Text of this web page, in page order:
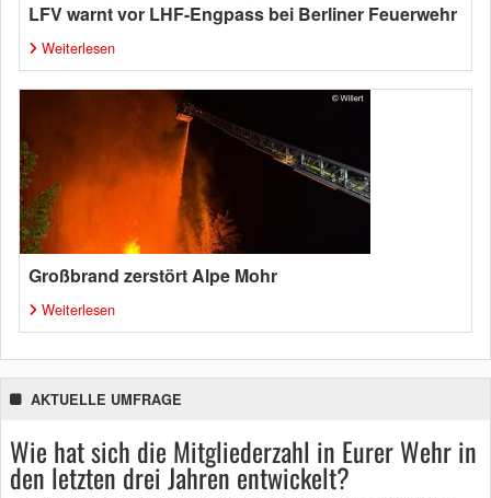
LFV warnt vor LHF-Engpass bei Berliner Feuerwehr
Weiterlesen
Großbrand zerstört Alpe Mohr
Weiterlesen
AKTUELLE UMFRAGE
Wie hat sich die Mitgliederzahl in Eurer Wehr in
den letzten drei Jahren entwickelt?